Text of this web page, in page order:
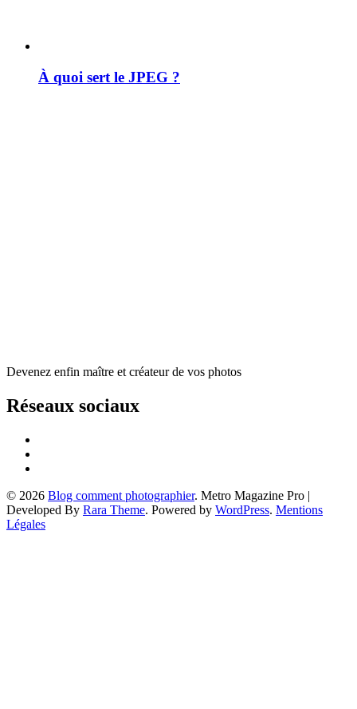
À quoi sert le JPEG ?
Devenez enfin maître et créateur de vos photos
Réseaux sociaux
© 2026 Blog comment photographier. Metro Magazine Pro |
Developed By Rara Theme. Powered by WordPress. Mentions
Légales